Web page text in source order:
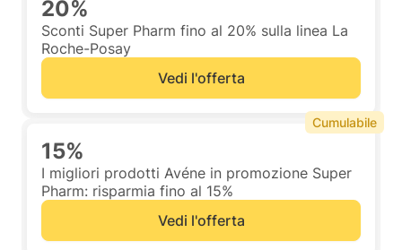
20%
Sconti Super Pharm fino al 20% sulla linea La
Roche-Posay
Vedi l'offerta
15%
I migliori prodotti Avéne in promozione Super
Pharm: risparmia fino al 15%
Vedi l'offerta
Cumulabile